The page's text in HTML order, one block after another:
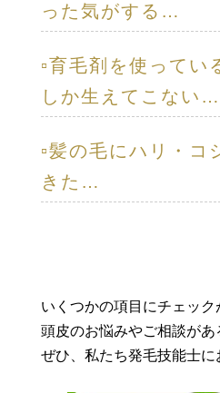
った気がする…
▫️育毛剤を使ってい
しか生えてこない…
▫️髪の毛にハリ・コ
きた…
いくつかの項目にチェック
頭皮のお悩みやご相談があ
ぜひ、私たち発毛技能士に